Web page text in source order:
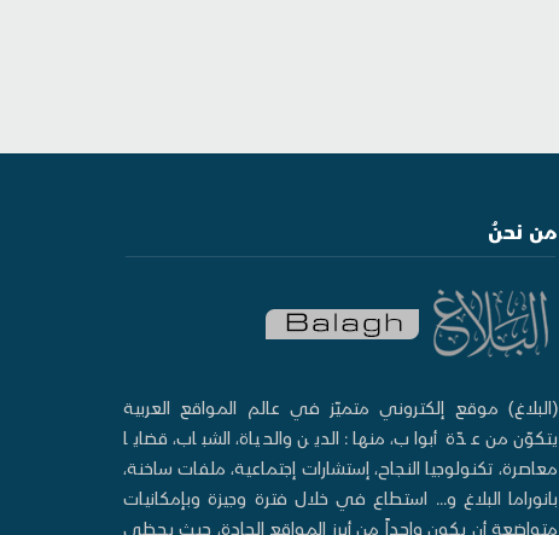
من نحنُ
(البلاغ) موقع إلكتروني متميّز في عالم المواقع العربية
يتكوّن من عدّة أبواب، منها: الدين والحياة، الشباب، قضايا
معاصرة، تكنولوجيا النجاح، إستشارات إجتماعية، ملفات ساخنة،
بانوراما البلاغ و... استطاع في خلال فترة وجيزة وبإمكانيات
متواضعة أن يكون واحداً من أبرز المواقع الجادة، حيث يحظى